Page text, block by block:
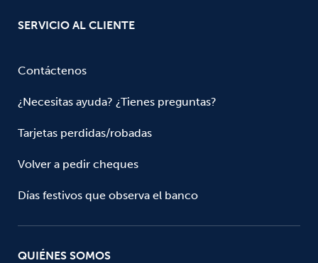
SERVICIO AL CLIENTE
Contáctenos
¿Necesitas ayuda? ¿Tienes preguntas?
Tarjetas perdidas/robadas
Volver a pedir cheques
Días festivos que observa el banco
QUIÉNES SOMOS